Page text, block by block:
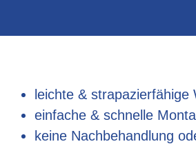
leichte & strapazierfähige
einfache & schnelle
keine Nachbehandlung